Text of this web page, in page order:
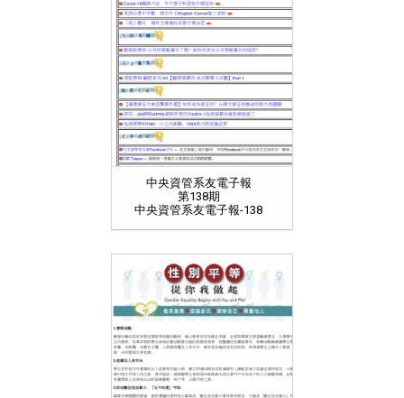
中央資管系友電子報
第138期
中央資管系友電子報-138